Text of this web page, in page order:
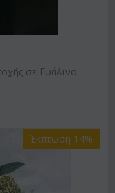
σε Γυάλινο.
Έκπτωση 14%